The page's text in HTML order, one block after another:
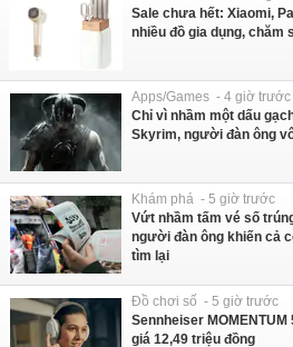
Sale chưa hết: Xiaomi,
nhiều đồ gia dụng, chăm
Apps/Games - 4 giờ trước
Chỉ vì nhầm một dấu
Skyrim, người đàn ông
Khám phá - 5 giờ trước
Vứt nhầm tấm vé số
người đàn ông khiến cả
tìm lại
Đồ chơi số - 5 giờ trước
Sennheiser
giá 12,49 triệu đồng